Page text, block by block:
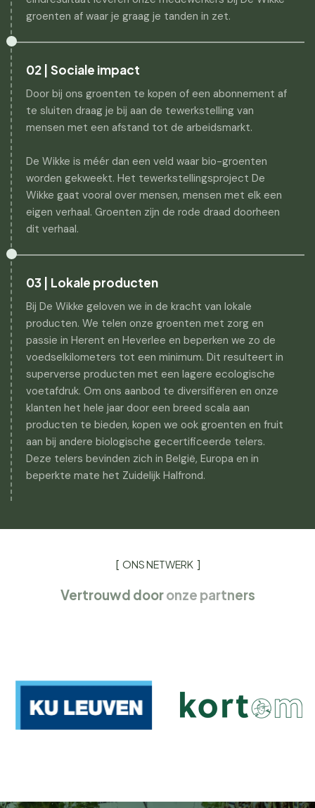
groenten af waar je graag je tanden in zet.
02 | Sociale impact
Door bij ons groenten te kopen of een abonnement af
te sluiten draag je bij aan de tewerkstelling van
mensen met een afstand tot de arbeidsmarkt.
De Wikke is méér dan een veld waar bio-groenten
worden gekweekt. Het tewerkstellingsproject De
Wikke gaat vooral over mensen, mensen met elk een
eigen verhaal. Groenten zijn de rode draad doorheen
dit verhaal.
03 | Lokale producten
Bij De Wikke geloven we in de kracht van lokale
producten. We telen onze groenten met zorg en
passie in Herent en Heverlee en beperken we zo de
voedselkilometers tot een minimum. Dit resulteert in
superverse producten met een lagere ecologische
voetafdruk. Om ons aanbod te diversifiëren en onze
klanten het hele jaar door een breed scala aan
producten te bieden, kopen we ook groenten en fruit
aan bij andere biologische gecertificeerde telers.
Deze telers bevinden zich in België, Europa en in
beperkte mate het Zuidelijk Halfrond.
ONS NETWERK
Vertrouwd dooronze partners